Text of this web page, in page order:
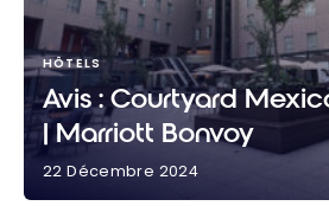
HÔTELS
Avis : Courtyard
| Marriott Bonvoy
22 Décembre 2024